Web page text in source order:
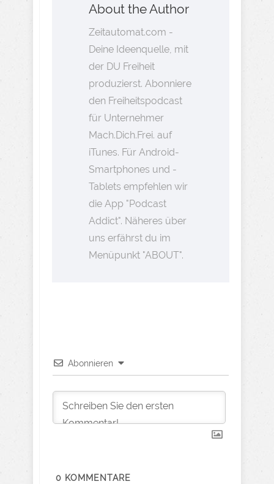
About the Author
Zeitautomat.com -
Deine Ideenquelle, mit
der DU Freiheit
produzierst. Abonniere
den Freiheitspodcast
für Unternehmer
Mach.Dich.Frei. auf
iTunes. Für Android-
Smartphones und -
Tablets empfehlen wir
die App "Podcast
Addict". Näheres über
uns erfährst du im
Menüpunkt "ABOUT".
Abonnieren
0 KOMMENTARE